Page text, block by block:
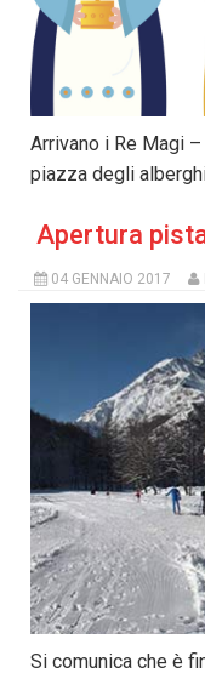
Arrivano i Re Magi
piazza degli
Apertura
04 GENNAIO 2017
Si comunica che è